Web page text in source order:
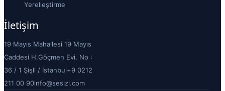
Yerelleştirme
İletişim
19 Mayıs Mahallesi 19 Mayıs
Caddesi H.Göçmen Evi. No :
36 / 1 Şişli / İstanbul+9 0212
211 00 90info@sesizi.com